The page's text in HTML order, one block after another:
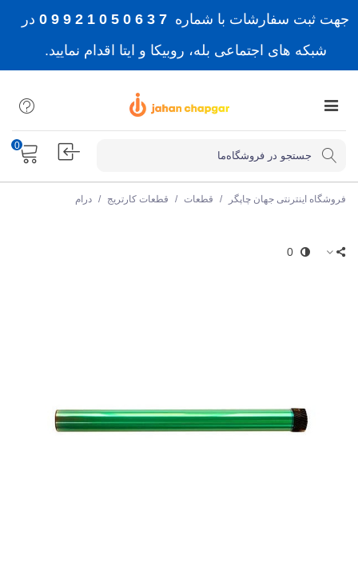
جهت ثبت سفارشات با شماره 7 3 6 0 5 0 1 2 9 9 0
در
شبکه های اجتماعی بله، روبیکا و ایتا اقدام نمایید.
0
فروشگاه اینترنتی جهان چاپگر / قطعات / قطعات کارتریج / درام
0